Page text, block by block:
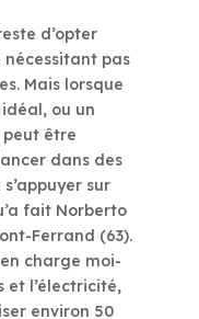
d’opter
pas
Mais lorsque
ou un
être
dans des
sur
fait Norberto
Ferrand (63).
charge moi-
et l’électricité,
environ 50